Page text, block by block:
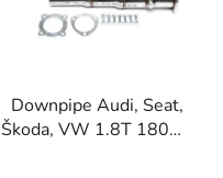
Downpipe Audi, Seat,
Škoda, VW 1.8T 180HP